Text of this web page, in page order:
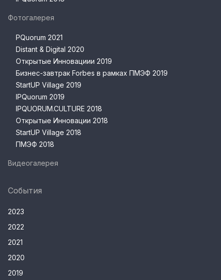
Фотогалерея
PQuorum 2021
Distant & Digital 2020
Открытые Инновациии 2019
Бизнес-завтрак Forbes в рамках ПМЭФ 2019
StartUP Village 2019
IPQuorum 2019
IPQUORUM.CULTURE 2018
Открытые Инновации 2018
StartUP Village 2018
ПМЭФ 2018
Видеогалерея
События
2023
2022
2021
2020
2019